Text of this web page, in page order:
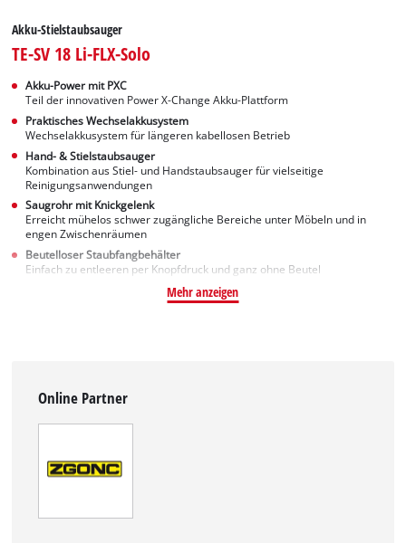
Akku-Stielstaubsauger
TE-SV 18 Li-FLX-Solo
Akku-Power mit PXC
Teil der innovativen Power X-Change Akku-Plattform
Praktisches Wechselakkusystem
Wechselakkusystem für längeren kabellosen Betrieb
Hand- & Stielstaubsauger
Kombination aus Stiel- und Handstaubsauger für vielseitige
Reinigungsanwendungen
Saugrohr mit Knickgelenk
Erreicht mühelos schwer zugängliche Bereiche unter Möbeln und in
engen Zwischenräumen
Beutelloser Staubfangbehälter
Einfach zu entleeren per Knopfdruck und ganz ohne Beutel
Mehr anzeigen
Online Partner